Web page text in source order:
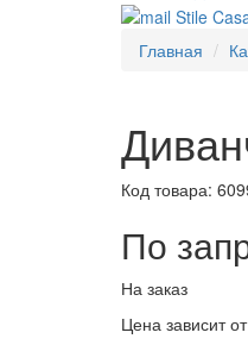
Главная
Код товара:
По
На заказ
Цена зависит